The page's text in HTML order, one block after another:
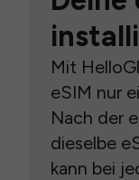
Mit
eSIM nur
Nach der
dieselbe
kann bei